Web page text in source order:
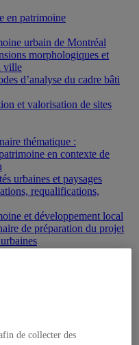
en patrimoine
urbain de Montréal
morphologiques et
ville
d’analyse du cadre bâti
et valorisation de sites
thématique :
en contexte de
urbaines et paysages
requalifications,
et développement local
de préparation du projet
communications,
de collecter des